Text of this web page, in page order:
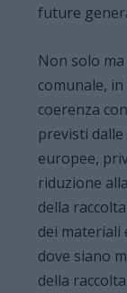
future
Non solo
comunale,
coerenza
previsti
europee,
riduzione
della
dei
dove siano
della